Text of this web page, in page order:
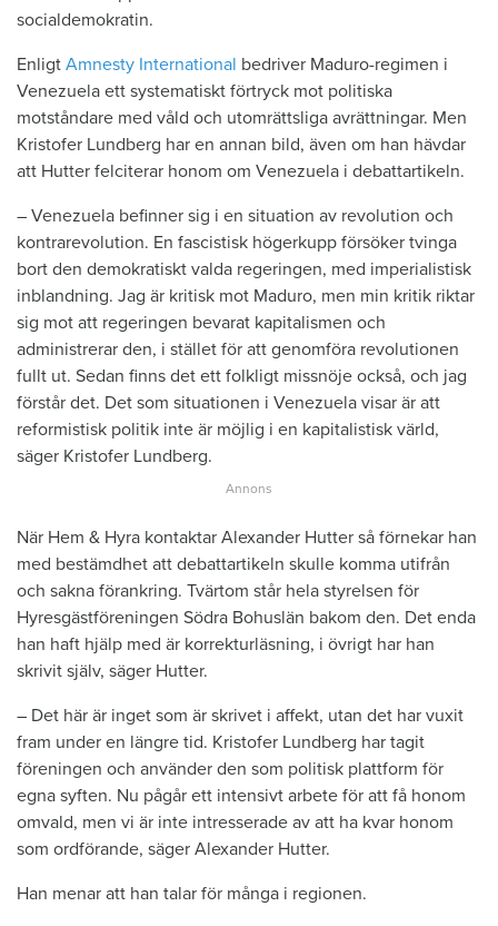
socialdemokratin.
Enligt Amnesty International bedriver Maduro-regimen i
Venezuela ett systematiskt förtryck mot politiska
motståndare med våld och utomrättsliga avrättningar. Men
Kristofer Lundberg har en annan bild, även om han hävdar
att Hutter felciterar honom om Venezuela i debattartikeln.
– Venezuela befinner sig i en situation av revolution och
kontrarevolution. En fascistisk högerkupp försöker tvinga
bort den demokratiskt valda regeringen, med imperialistisk
inblandning. Jag är kritisk mot Maduro, men min kritik riktar
sig mot att regeringen bevarat kapitalismen och
administrerar den, i stället för att genomföra revolutionen
fullt ut. Sedan finns det ett folkligt missnöje också, och jag
förstår det. Det som situationen i Venezuela visar är att
reformistisk politik inte är möjlig i en kapitalistisk värld,
säger Kristofer Lundberg.
När Hem & Hyra kontaktar Alexander Hutter så förnekar han
med bestämdhet att debattartikeln skulle komma utifrån
och sakna förankring. Tvärtom står hela styrelsen för
Hyresgästföreningen Södra Bohuslän bakom den. Det enda
han haft hjälp med är korrekturläsning, i övrigt har han
skrivit själv, säger Hutter.
– Det här är inget som är skrivet i affekt, utan det har vuxit
fram under en längre tid. Kristofer Lundberg har tagit
föreningen och använder den som politisk plattform för
egna syften. Nu pågår ett intensivt arbete för att få honom
omvald, men vi är inte intresserade av att ha kvar honom
som ordförande, säger Alexander Hutter.
Han menar att han talar för många i regionen.